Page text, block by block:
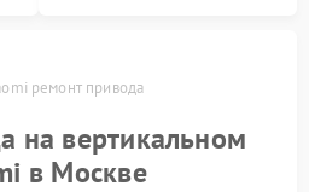
ремонт привода
на вертикальном
в Москве